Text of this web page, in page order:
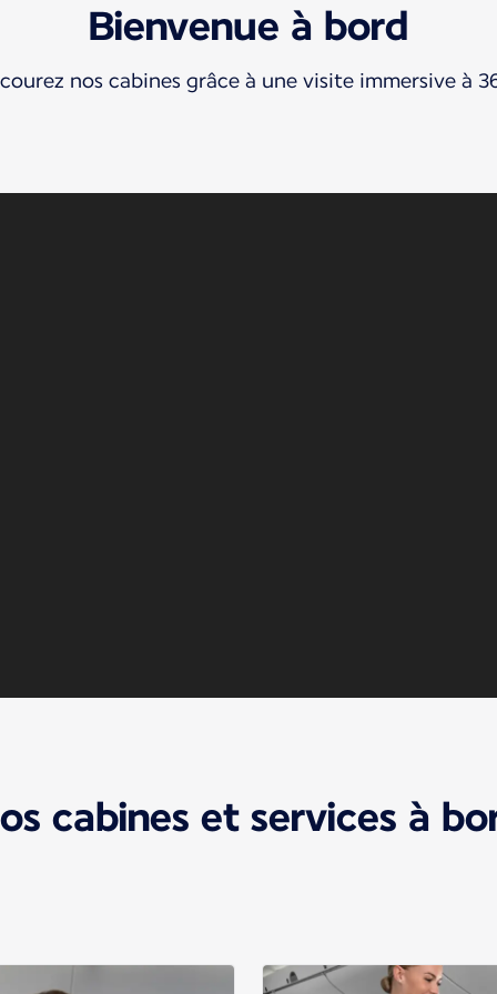
Bienvenue à bord
nos cabines grâce à une visite immersive à
cabines et services à